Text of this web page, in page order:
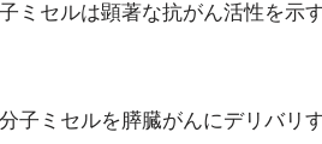
ミセルは顕著な抗がん活性を示
子ミセルを膵臓がんにデリバリ